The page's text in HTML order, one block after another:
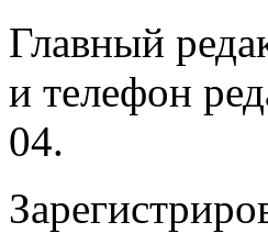
Главный
и телефон
04.